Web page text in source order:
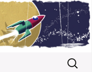
Buscar: